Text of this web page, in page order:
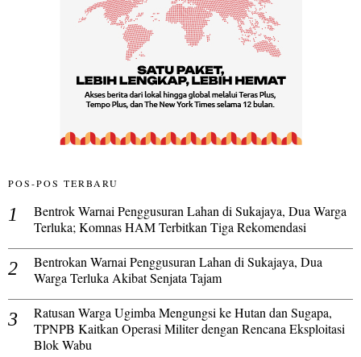
POS-POS TERBARU
Bentrok Warnai Penggusuran Lahan di Sukajaya, Dua Warga
Terluka; Komnas HAM Terbitkan Tiga Rekomendasi
Bentrokan Warnai Penggusuran Lahan di Sukajaya, Dua
Warga Terluka Akibat Senjata Tajam
Ratusan Warga Ugimba Mengungsi ke Hutan dan Sugapa,
TPNPB Kaitkan Operasi Militer dengan Rencana Eksploitasi
Blok Wabu